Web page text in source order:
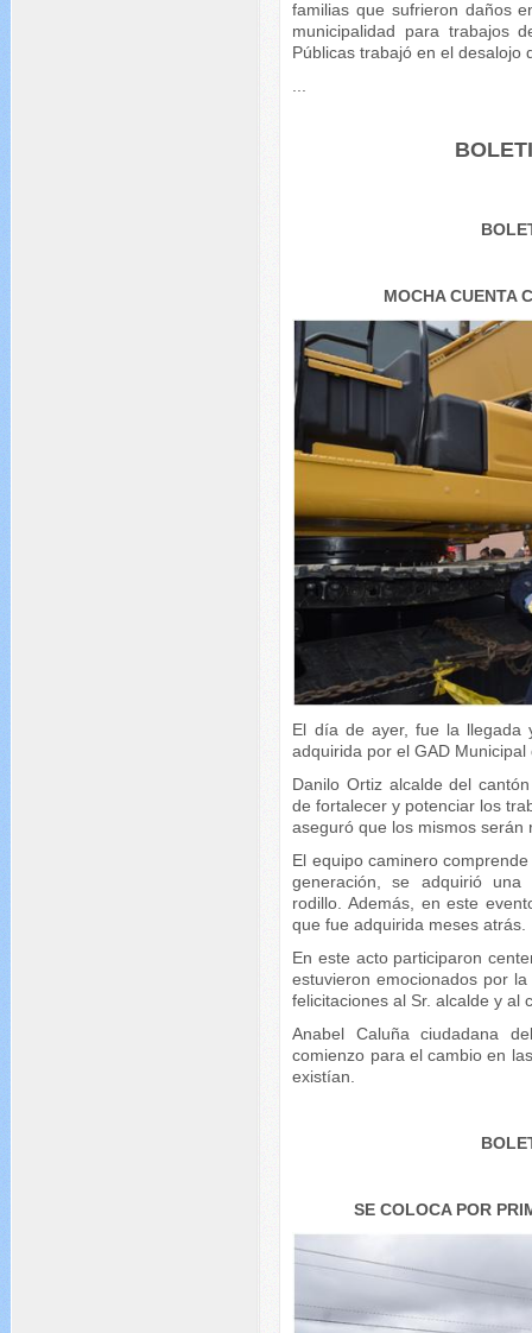
familias que sufrieron daños
municipalidad para trabajos
Públicas trabajó en el desalojo
MOCHA CUENTA
El día de ayer, fue la llegada
adquirida por el GAD Municipal
Danilo Ortiz alcalde del
de fortalecer y potenciar los
aseguró que los mismos
El equipo caminero
generación, se adquirió una
rodillo. Además, en este
que fue adquirida meses atrás.
En este acto participaron
estuvieron emocionados por
felicitaciones al Sr. alcalde y al
Anabel Caluña ciudadana
comienzo para el cambio en
existían.
SE COLOCA POR